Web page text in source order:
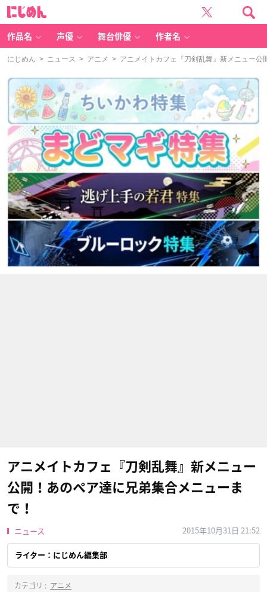
作品名 声優 舞台俳優 作者名
にじめん > ニュース > アニメ > アニメイトカフェ『刀剣乱舞』新メニュー公
アニメイトカフェ『刀剣乱舞』新メニュー
公開！あのペア達に兄弟集合メニューま
で！
ニュース 2015年10月31日 21:52
ライター：にじめん編集部
カテゴリ : アニメ